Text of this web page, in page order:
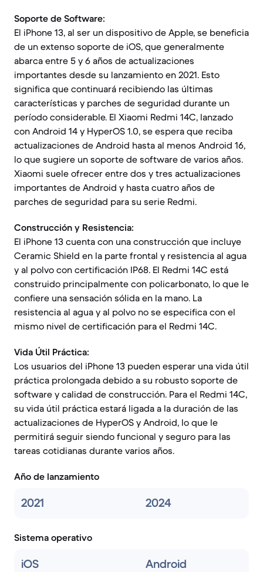
Soporte de Software:
El iPhone 13, al ser un dispositivo de Apple, se beneficia
de un extenso soporte de iOS, que generalmente
abarca entre 5 y 6 años de actualizaciones
importantes desde su lanzamiento en 2021. Esto
significa que continuará recibiendo las últimas
características y parches de seguridad durante un
período considerable. El Xiaomi Redmi 14C, lanzado
con Android 14 y HyperOS 1.0, se espera que reciba
actualizaciones de Android hasta al menos Android 16,
lo que sugiere un soporte de software de varios años.
Xiaomi suele ofrecer entre dos y tres actualizaciones
importantes de Android y hasta cuatro años de
parches de seguridad para su serie Redmi.
Construcción y Resistencia:
El iPhone 13 cuenta con una construcción que incluye
Ceramic Shield en la parte frontal y resistencia al agua
y al polvo con certificación IP68. El Redmi 14C está
construido principalmente con policarbonato, lo que le
confiere una sensación sólida en la mano. La
resistencia al agua y al polvo no se especifica con el
mismo nivel de certificación para el Redmi 14C.
Vida Útil Práctica:
Los usuarios del iPhone 13 pueden esperar una vida útil
práctica prolongada debido a su robusto soporte de
software y calidad de construcción. Para el Redmi 14C,
su vida útil práctica estará ligada a la duración de las
actualizaciones de HyperOS y Android, lo que le
permitirá seguir siendo funcional y seguro para las
tareas cotidianas durante varios años.
Año de lanzamiento
2021 2024
Sistema operativo
iOS Android